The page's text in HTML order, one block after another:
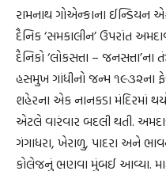
રામનાથ ગોએન્કાના ઈન્ડિયન
દૈનિક ‘સમકાલીન’ ઉપરાંત
દૈનિકો ‘લોકસત્તા – જનસત્તા’ના
હસમુખ ગાંધીનો જન્મ ૧૯૩૨ના
શહેરના એક નાનકડા મંદિરમાં
એટલે વારંવાર બદલી થતી.
ગંગાધરા, ખેરાળુ, પાદરા અને
કોલેજનું ભણવા મુંબઈ આવ્યા.